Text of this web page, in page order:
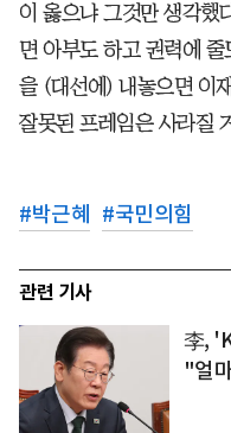
이 옳으냐 그것만 생각했
면 아부도 하고 권력에
을 (대선에) 내놓으면 이
잘못된 프레임은 사라질
#박근혜 #국민의힘
관련 기사
李,
"얼